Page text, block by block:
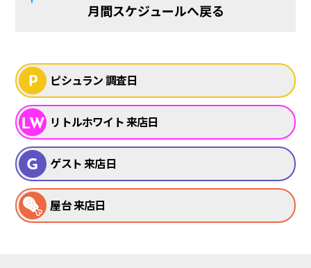
HOME
月間スケジュールへ戻る
ピシュラン 調査日
リトルホワイト 来店日
ゲスト 来店日
屋台 来店日